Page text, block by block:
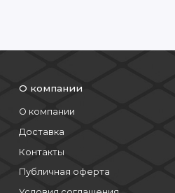
О компании
О компании
Доставка
Контакты
Публичная оферта